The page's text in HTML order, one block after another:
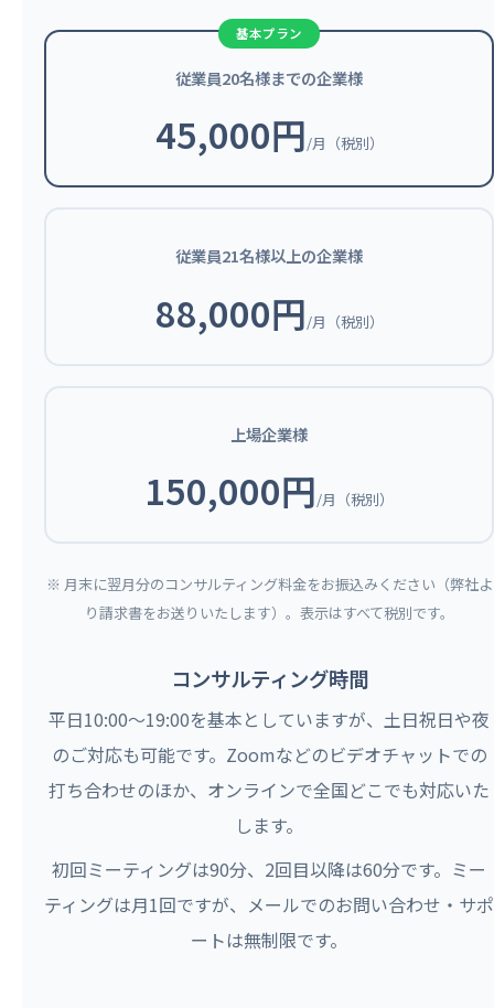
従業員20名様までの企業様
45,000円/月（税別）
従業員21名様以上の企業様
88,000円/月（税別）
上場企業様
150,000円/月（税別）
※ 月末に翌月分のコンサルティング料金をお振込みください（弊社よ
り請求書をお送りいたします）。表示はすべて税別です。
コンサルティング時間
平日10:00〜19:00を基本としていますが、土日祝日や夜
のご対応も可能です。Zoomなどのビデオチャットでの
打ち合わせのほか、オンラインで全国どこでも対応いた
します。
初回ミーティングは90分、2回目以降は60分です。ミー
ティングは月1回ですが、メールでのお問い合わせ・サポ
ートは無制限です。